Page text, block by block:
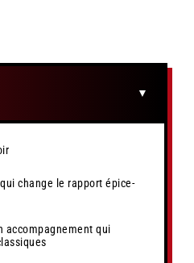
change le rapport épice-
accompagnement qui